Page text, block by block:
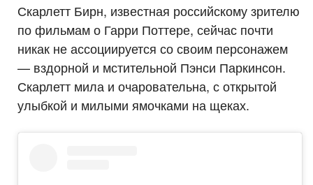
Скарлетт Бирн, известная российскому зрителю
по фильмам о Гарри Поттере, сейчас почти
никак не ассоциируется со своим персонажем
— вздорной и мстительной Пэнси Паркинсон.
Скарлетт мила и очаровательна, с открытой
улыбкой и милыми ямочками на щеках.